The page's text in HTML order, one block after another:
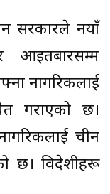
सरकारले नयाँ
आइतबारसम्म
नागरिकलाई
गराएको छ।
चीन
छ। विदेशीहरू